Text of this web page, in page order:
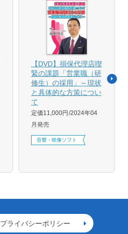
【DVD】損保代理店喫
緊の課題「営業職（研
修生）の採用」～現状
と具体的な方策につい
て
定価11,000円 2024年04
月発売
音響・映像ソフト
プライバシーポリシー